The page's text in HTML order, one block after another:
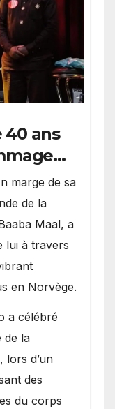
40 ans
en
marge de sa
de la
Maal, a
lui à travers
en Norvège.
a célébré
de la
lors d’un
des
du corps